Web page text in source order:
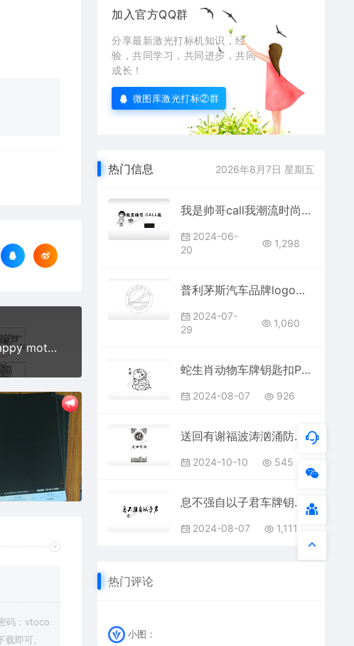
祝福母亲节快乐感恩母亲节女人节妈妈爱 happy mother day艺术字体设计
码：vtoco
即可。
加入官方QQ群
分享最新激光打标机知识，经
验，共同学习，共同进步，共同
成长！
微图库激光打标②群
热门信息 2026年8月7日 星期五
我是帅哥call我潮流时尚帅哥临时停车挪车电话牌通用plt格式激光打标文件
2024-06-
20
1,298
普利茅斯汽车品牌logo交通PLC格式激光打标文件通用矢量图
2024-07-
29
1,060
蛇生肖动物车牌钥匙扣PLT格式激光打标文件通用矢量图
2024-08-07 926
送回有谢福波涛汹涌防丢钥匙牌PLT格式激光打标文件通用矢量图
2024-10-10 545
息不强自以子君车牌钥匙扣PLT格式激光打标文件通用矢量图
2024-08-07 1,111
热门评论
小图：